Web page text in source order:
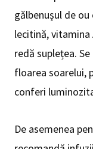
gălbenușul de
lecitină, vitamina
redă suplețea.
floarea soarelui,
conferi
De asemenea